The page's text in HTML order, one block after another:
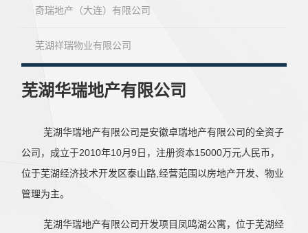
奇瑞地产（大连）有限公司
芜湖祥瑞物业有限公司
芜湖华瑞地产有限公司
芜湖华瑞地产有限公司是安徽卓瑞地产有限公司的全资子
公司，成立于2010年10月9日，注册资本15000万元人民币，
位于芜湖经济技术开发区泰山路,经营范围以房地产开发、物业
管理为主。
芜湖华瑞地产有限公司开发项目凤鸣湖公寓，位于芜湖经
公司成立于2023年5月31日，是芜湖华瑞地产有限公司
本壹亿元，公司经营范围：房地产开发经营；住宅室内装饰装
修；物业管理；房地产咨询；住房租赁；企业管理等。
悦玺滨江项目于2023年5月25日通过市场招拍挂获取镜
66646.1㎡，土地总价98000万元。该地块位于芜湖镜湖区东至
贵阳祥瑞地产有限公司是安徽卓瑞地产有限公司在
贵阳设立的子公司,坐落于贵阳经济技术开发区开发大
道206号,创建于2012年3月，主营方向为房地产开发。
目，占地面积19373.5㎡，总建筑面积约96000㎡，总
安庆市瑞郡地产有限公司成立于2021年4月29日，
注册资本5000万元，位于安徽省安庆市经开区老峰镇
孵化中心二期。控股股东有安徽卓瑞地产有限公司（控
股51%），金地集团南京置业发展有限公司（控股
奇瑞地产(大连)有限公司坐落于海滨城市大连金州
新区。公司创建于2010年4月，本公司是安徽卓瑞地产
有限公司在大连设立的子公司。主营方向为房地产开
发，具备一级开发资质，在大连地区有多个开发项目。
奇瑞地产（大连）有限公司现开发项目有奇瑞领域